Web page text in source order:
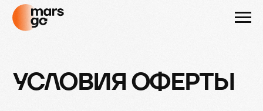
Договор (публичная оферта) об оказании услуг